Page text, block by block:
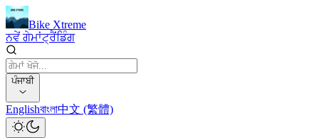
Bike Xtreme
ਨਵੇਂ ਗੇਮਾਂਟ੍ਰੈਂਡਿੰਗ
ਪੰਜਾਬੀ
Englishবাংলা中文 (繁體)